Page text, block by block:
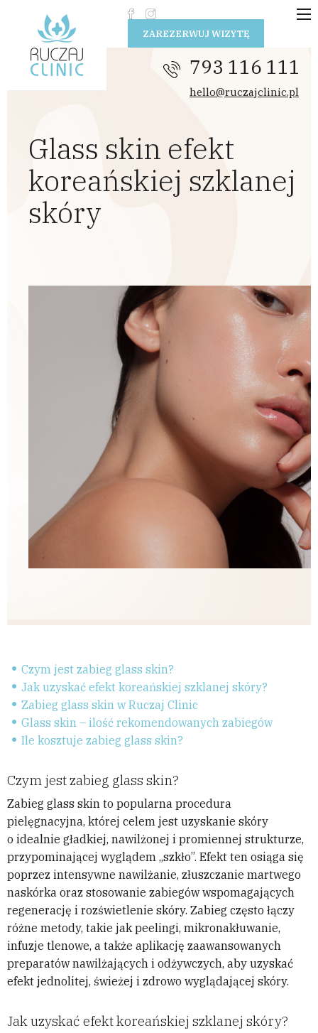
ZAREZERWUJ WIZYTĘ
793 116 111
hello@ruczajclinic.pl
Glass skin efekt
koreańskiej szklanej
skóry
Czym jest zabieg glass skin?
Jak uzyskać efekt koreańskiej szklanej skóry?
Zabieg glass skin w Ruczaj Clinic
Glass skin – ilość rekomendowanych zabiegów
Ile kosztuje zabieg glass skin?
Czym jest zabieg glass skin?
Zabieg glass skin to popularna procedura
pielęgnacyjna, której celem jest uzyskanie skóry
o idealnie gładkiej, nawilżonej i promiennej strukturze,
przypominającej wyglądem „szkło”. Efekt ten osiąga się
poprzez intensywne nawilżanie, złuszczanie martwego
naskórka oraz stosowanie zabiegów wspomagających
regenerację i rozświetlenie skóry. Zabieg często łączy
różne metody, takie jak peelingi, mikronakłuwanie,
infuzje tlenowe, a także aplikację zaawansowanych
preparatów nawilżających i odżywczych, aby uzyskać
efekt jednolitej, świeżej i zdrowo wyglądającej skóry.
Jak uzyskać efekt koreańskiej szklanej skóry?